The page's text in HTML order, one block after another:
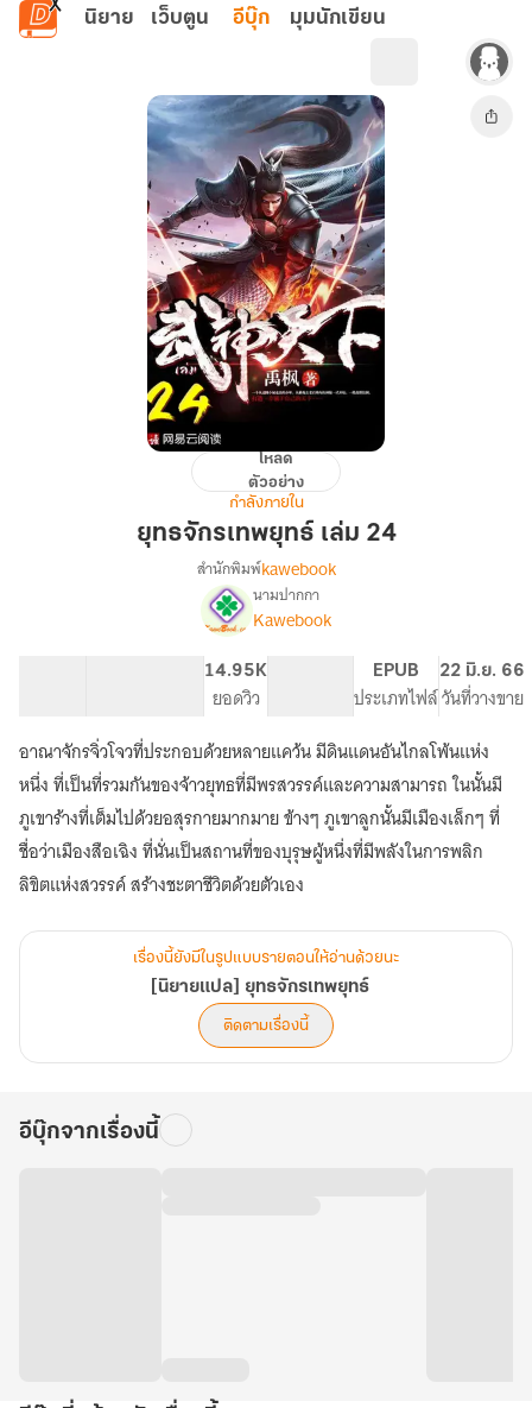
ข้ามไปยังเนื้อหาหลัก
นิยาย เว็บตูน อีบุ๊ก มุมนักเขียน
เทพ
ยุทธ์
โหลด
ตัวอย่าง
กำลังภายใน
ยุทธจักรเทพยุทธ์ เล่ม 24
เรื่อง [นิยาย
แปล]
ยุทธ
จักร
ยุทธ์
สำนักพิมพ์kawebook
นามปากกา
Kawebook
14.95K
ยอดวิว
EPUB
ประเภทไฟล์
22 มิ.ย. 66
วันที่วางขาย
อาณาจักรจิ่วโจวที่ประกอบด้วยหลายแคว้น มีดินแดนอันไกลโพ้นแห่ง
หนึ่ง ที่เป็นที่รวมกันของจ้าวยุทธที่มีพรสวรรค์และความสามารถ ในนั้นมี
ภูเขาร้างที่เต็มไปด้วยอสุรกายมากมาย ข้างๆ ภูเขาลูกนั้นมีเมืองเล็กๆ ที่
ชื่อว่าเมืองสือเฉิง ที่นั่นเป็นสถานที่ของบุรุษผู้หนึ่งที่มีพลังในการพลิก
ลิขิตแห่งสวรรค์ สร้างชะตาชีวิตด้วยตัวเอง
เรื่องนี้ยังมีในรูปแบบรายตอนให้อ่านด้วยนะ
[นิยายแปล] ยุทธจักรเทพยุทธ์
ติดตามเรื่องนี้
อีบุ๊กจากเรื่องนี้